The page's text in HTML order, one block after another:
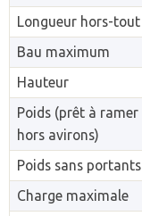
Longueur hors-tout
Bau maximum
Hauteur
Poids (prêt à ramer
hors avirons)
Poids sans portants
Charge maximale